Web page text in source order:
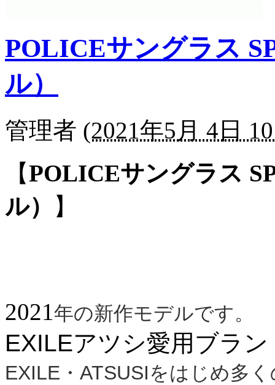
POLICEサングラス
ル）
管理者 (2021年5月 4日
【POLICEサングラス
ル）
】
2021年の新作モデルです。
EXILEアツシ愛用ブラ
EXILE・ATSUSIをはじめ多